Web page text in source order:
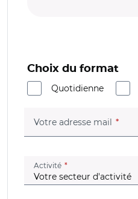
Choix du format
Quotidienne
Votre adresse mail
Activité (champ obligatoire)